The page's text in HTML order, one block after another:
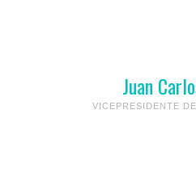
Juan
VICEPRESIDENTE